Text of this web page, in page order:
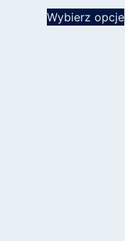
Wybierz opcje